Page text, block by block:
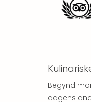
Begynd
dagens